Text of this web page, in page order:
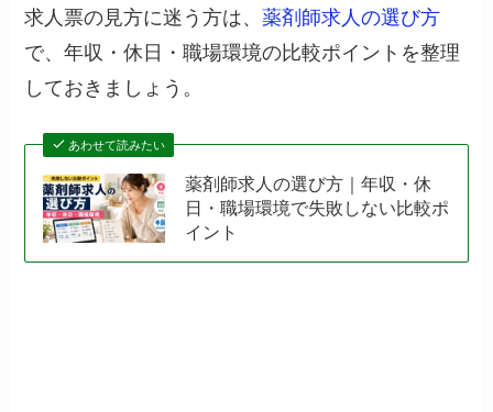
求人票の見方に迷う方は、薬剤師求人の選び方
で、年収・休日・職場環境の比較ポイントを整理
しておきましょう。
あわせて読みたい
薬剤師求人の選び方｜年収・休
日・職場環境で失敗しない比較ポ
イント